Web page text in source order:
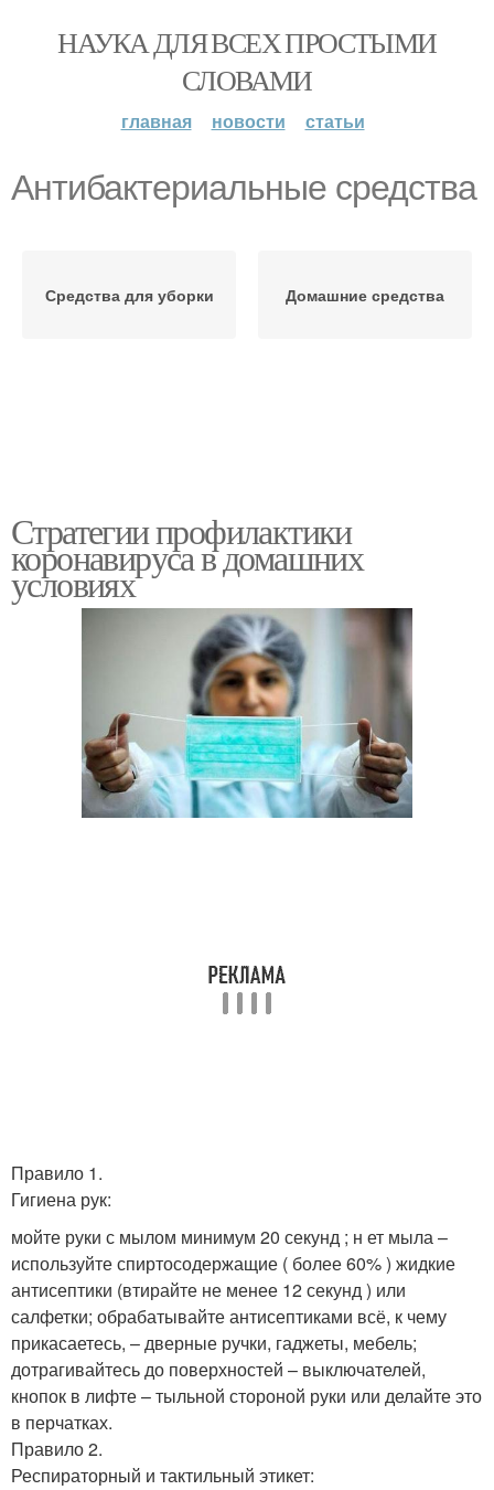
НАУКА ДЛЯ ВСЕХ ПРОСТЫМИ
СЛОВАМИ
главная новости статьи
Антибактериальные средства
Средства для уборки Домашние средства
Стратегии профилактики
коронавируса в домашних
условиях
Правило 1.
Гигиена рук:
мойте руки с мылом минимум 20 секунд ; н ет мыла –
используйте спиртосодержащие ( более 60% ) жидкие
антисептики (втирайте не менее 12 секунд ) или
салфетки; обрабатывайте антисептиками всё, к чему
прикасаетесь, – дверные ручки, гаджеты, мебель;
дотрагивайтесь до поверхностей – выключателей,
кнопок в лифте – тыльной стороной руки или делайте это
в перчатках.
Правило 2.
Респираторный и тактильный этикет: